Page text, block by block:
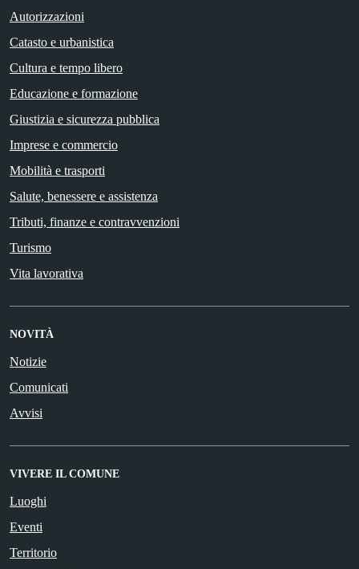
Autorizzazioni
Catasto e urbanistica
Cultura e tempo libero
Educazione e formazione
Giustizia e sicurezza pubblica
Imprese e commercio
Mobilità e trasporti
Salute, benessere e assistenza
Tributi, finanze e contravvenzioni
Turismo
Vita lavorativa
NOVITÀ
Notizie
Comunicati
Avvisi
VIVERE IL COMUNE
Luoghi
Eventi
Territorio